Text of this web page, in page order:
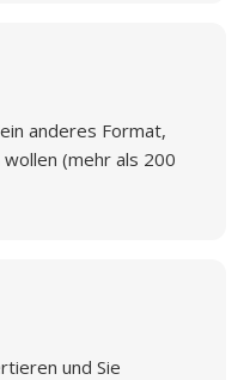
anderes Format,
(mehr als 200
und Sie